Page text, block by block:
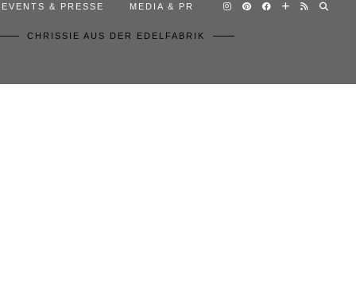
EVENTS & PRESSE MEDIA & PR
CHRISSIE AUS DER EDELFABRIK